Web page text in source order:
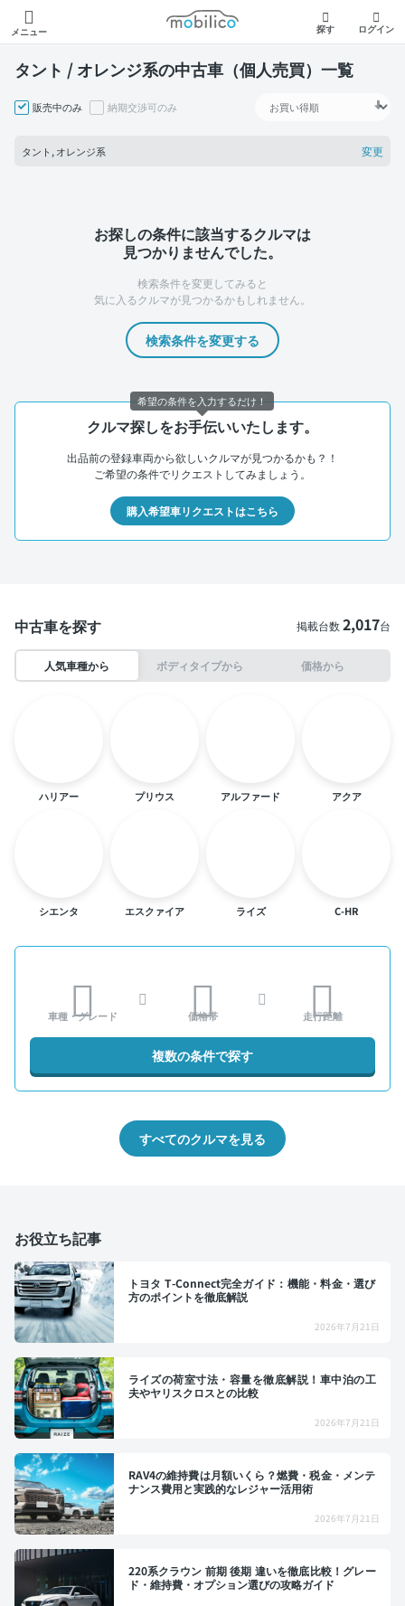
メニュー
モビリコ
探す ログイン
タント / オレンジ系の中古車（個人売買）一覧
販売中のみ 納期交渉可のみ
タント, オレンジ系 変更
お探しの条件に該当するクルマは
見つかりませんでした。
検索条件を変更してみると
気に入るクルマが見つかるかもしれません。
検索条件を変更する
クルマ探しをお手伝いいたします。
出品前の登録車両から欲しいクルマが見つかるかも？！
ご希望の条件でリクエストしてみましょう。
購入希望車リクエストはこちら
中古車を探す 掲載台数2,017台
人気車種から ボディタイプから 価格から
ハリアー プリウス アルファード アクア
シエンタ エスクァイア ライズ C-HR
車種・グレード 価格帯 走行距離
複数の条件で探す
すべてのクルマを見る
お役立ち記事
トヨタ T-Connect完全ガイド：機能・料金・選び
方のポイントを徹底解説
2026年7月21日
ライズの荷室寸法・容量を徹底解説！車中泊の工
夫やヤリスクロスとの比較
2026年7月21日
RAV4の維持費は月額いくら？燃費・税金・メンテ
ナンス費用と実践的なレジャー活用術
2026年7月21日
220系クラウン 前期 後期 違いを徹底比較！グレー
ド・維持費・オプション選びの攻略ガイド
希望の条件を入力するだけ！